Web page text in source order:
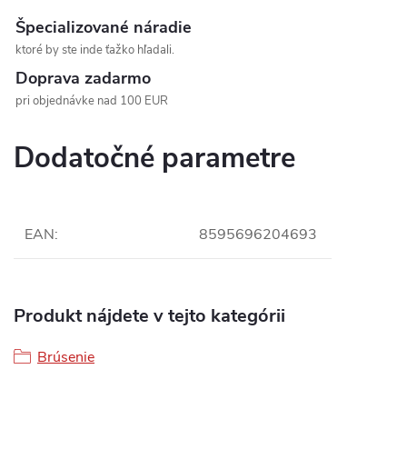
Špecializované náradie
ktoré by ste inde ťažko hľadali.
Doprava zadarmo
pri objednávke nad 100 EUR
Dodatočné parametre
EAN: 8595696204693
Produkt nájdete v tejto kategórii
Brúsenie